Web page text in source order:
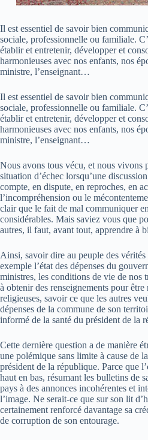
Il est essentiel de savoir bien
sociale, professionnelle ou familiale.
établir et entretenir, développer et
harmonieuses avec nos enfants, nos
ministre, l’enseignant…
Il est essentiel de savoir bien
sociale, professionnelle ou familiale.
établir et entretenir, développer et
harmonieuses avec nos enfants, nos
ministre, l’enseignant…
Nous avons tous vécu, et nous vivons
situation d’échec lorsqu’une
compte, en dispute, en reproches, en
l’incompréhension ou le
clair que le fait de mal communiquer
considérables. Mais saviez vous que
autres, il faut, avant tout, apprendre à
Ainsi, savoir dire au peuple des
exemple l’état des dépenses du
ministres, les conditions de vie de nos
à obtenir des renseignements pour être
religieuses, savoir ce que les autres
dépenses de la commune de son
informé de la santé du président de la
Cette dernière question a de manière
une polémique sans limite à cause de
président de la république. Parce que
haut en bas, résumant les bulletins de
pays à des annonces incohérentes et
l’image. Ne serait-ce que sur son lit
certainement renforcé davantage sa
de corruption de son entourage.